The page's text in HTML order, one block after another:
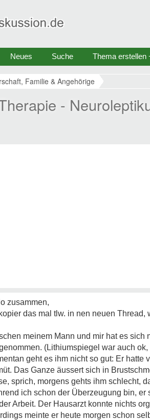
Neues Suche Thema erstellen
Familie & Angehörige
-
zusammen,
das mal tlw. in nen neuen
meinem Mann und mir hat es
(Lithiumspiegel war auch
geht es ihm nicht so gut: Er
Das Ganze äussert sich in
sprich, morgens gehts ihm schlecht,
ich schon der Überzeugung bin,
Arbeit. Der Hausarzt konnte nichts
meinte er heute morgen schon